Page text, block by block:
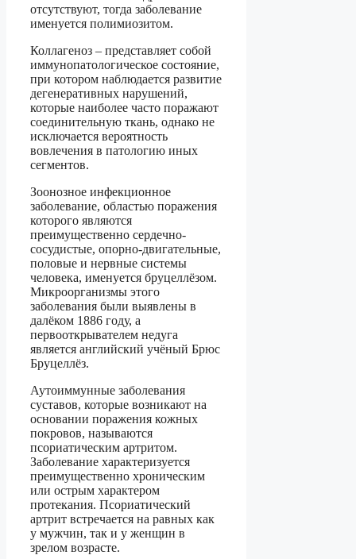
отсутствуют, тогда заболевание
именуется полимиозитом.
Коллагеноз – представляет собой
иммунопатологическое состояние,
при котором наблюдается развитие
дегенеративных нарушений,
которые наиболее часто поражают
соединительную ткань, однако не
исключается вероятность
вовлечения в патологию иных
сегментов.
Зоонозное инфекционное
заболевание, областью поражения
которого являются
преимущественно сердечно-
сосудистые, опорно-двигательные,
половые и нервные системы
человека, именуется бруцеллёзом.
Микроорганизмы этого
заболевания были выявлены в
далёком 1886 году, а
первооткрывателем недуга
является английский учёный Брюс
Бруцеллёз.
Аутоиммунные заболевания
суставов, которые возникают на
основании поражения кожных
покровов, называются
псориатическим артритом.
Заболевание характеризуется
преимущественно хроническим
или острым характером
протекания. Псориатический
артрит встречается на равных как
у мужчин, так и у женщин в
зрелом возрасте.